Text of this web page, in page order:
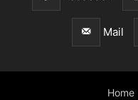
Mail
Home